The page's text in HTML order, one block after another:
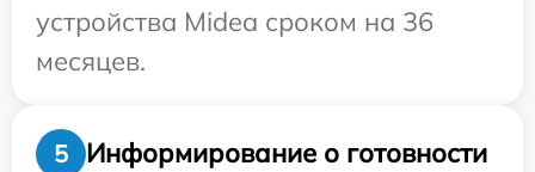
устройства Midea сроком на 36
месяцев.
5
Информирование о готовности